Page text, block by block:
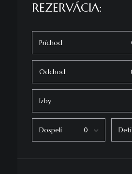
REZERVÁCIA:
Príchod
Odchod
Izby
Dospelí Deti